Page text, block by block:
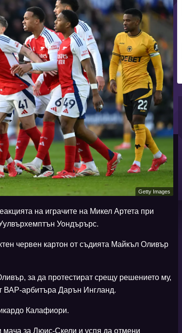
Getty Images
на играчите на Микел Артета при
Уондърърс.
червен картон от съдията Майкъл Оливър
за да протестират срещу решението му,
ВАР-арбитъра Дарън Ингланд.
Калафиори.
мача за Люис-Скели и успя да отмени